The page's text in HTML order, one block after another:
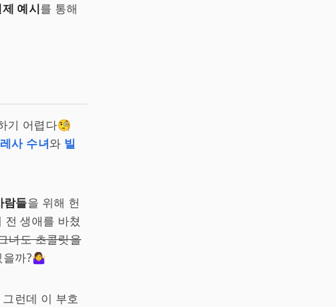
제 예시를 통해
기 어렵다🧐
사 수녀와 빌
람들을 위해 헌
생애를 바쳤
녀도 초콜릿을
까?🤷‍♀️
런데 이 부호